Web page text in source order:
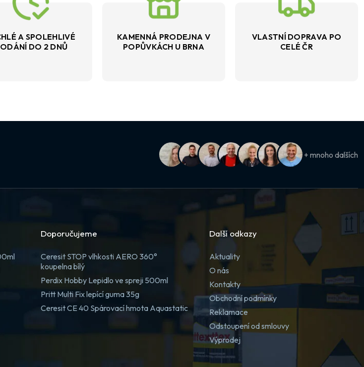
A SPOLEHLIVÉ
DO 2 DNŮ
KAMENNÁ PRODEJNA V
POPŮVKÁCH U BRNA
VLASTNÍ DOPRAVA PO
CELÉ ČR
+ mnoho dalších
Doporučujeme
Ceresit STOP vlhkosti AERO 360°
koupelna bílý
Perdix Hobby Lepidlo ve spreji 500ml
Pritt Multi Fix lepící guma 35g
Ceresit CE 40 Spárovací hmota Aquastatic
Další odkazy
Aktuality
O nás
Kontakty
Obchodní podmínky
Reklamace
Odstoupení od smlouvy
Výprodej